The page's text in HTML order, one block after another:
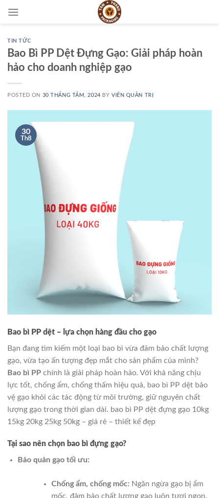
TIN TỨC
Bao Bì PP Dệt Đựng Gạo: Giải pháp hoàn
hảo cho doanh nghiệp gạo
POSTED ON 30 THÁNG TÁM, 2024 BY VIÊN QUẢN TRỊ
30
Th8
Bao bì PP dệt – lựa chọn hàng đầu cho gạo
Bạn đang tìm kiếm một loại bao bì vừa đảm bảo chất lượng
gạo, vừa tạo ấn tượng đẹp mắt cho sản phẩm của mình?
Bao bì PP chính là giải pháp hoàn hảo. Với khả năng chịu
lực tốt, chống ẩm, chống thấm hiệu quả, bao bì PP dệt bảo
vệ gạo khỏi các tác động từ môi trường, giữ nguyên chất
lượng gạo trong thời gian dài. bao bì PP dệt đựng gạo 10kg
15kg 20kg 25kg 50kg – giá rẻ – thiết kế đẹp
Tại sao nên chọn bao bì đựng gạo?
Bảo quản gạo tối ưu:
Chống ẩm, chống mốc: Ngăn ngừa gạo bị ẩm
mốc, đảm bảo chất lượng gạo luôn tươi ngon.